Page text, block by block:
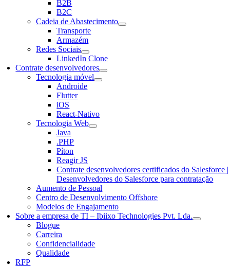
B2B
B2C
Cadeia de Abastecimento
Transporte
Armazém
Redes Sociais
LinkedIn Clone
Contrate desenvolvedores
Tecnologia móvel
Androide
Flutter
iOS
React-Nativo
Tecnologia Web
Java
.PHP
Píton
Reagir JS
Contrate desenvolvedores certificados do Salesforce |
Desenvolvedores do Salesforce para contratação
Aumento de Pessoal
Centro de Desenvolvimento Offshore
Modelos de Engajamento
Sobre a empresa de TI – Ibiixo Technologies Pvt. Lda.
Blogue
Carreira
Confidencialidade
Qualidade
RFP